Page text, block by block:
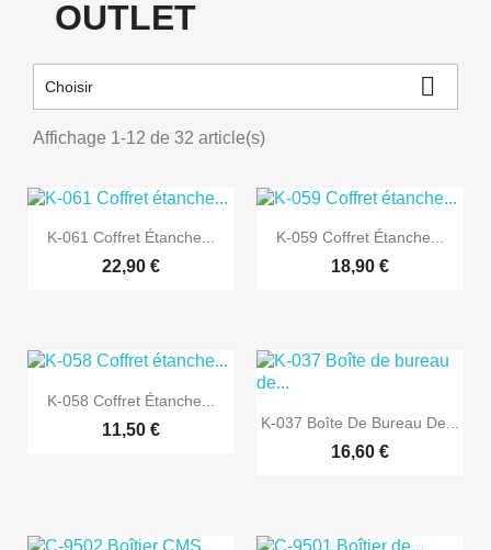
OUTLET
Choisir 
Affichage 1-12 de 32 article(s)
 Aperçu rapide
K-061 Coffret Étanche...
22,90 €
 Aperçu rapide
K-059 Coffret Étanche...
18,90 €
 Aperçu rapide
K-058 Coffret Étanche...
11,50 €  Aperçu rapide
K-037 Boîte De Bureau De...
16,60 €